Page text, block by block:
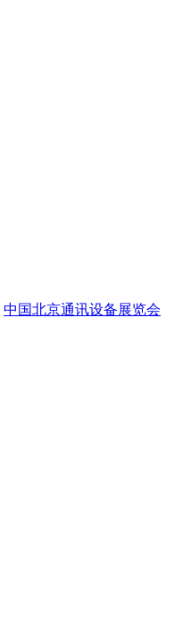
中国北京通讯设备展览会